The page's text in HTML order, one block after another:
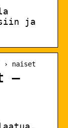
ja
naiset
–